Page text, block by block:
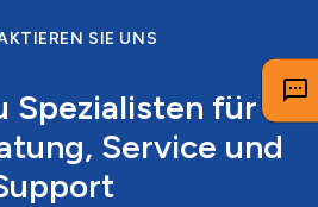
SIE UNS
Spezialisten für
Service und